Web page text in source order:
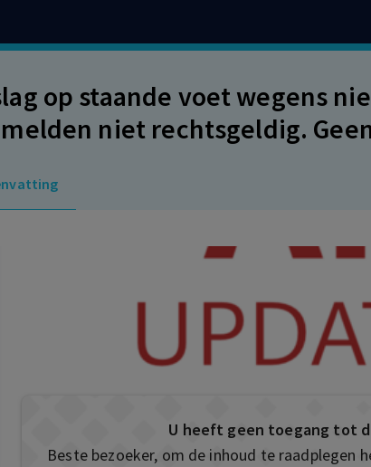
op staande voet wegens
niet rechtsgeldig.
is er geen plaats voor
U heeft geen toegang tot
Beste bezoeker, om de inhoud te raadplegen